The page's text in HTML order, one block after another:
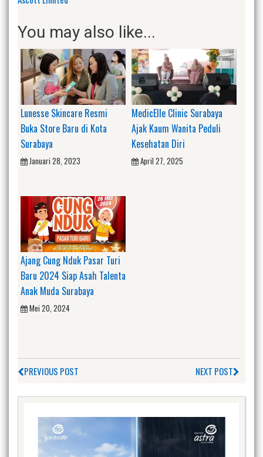
You may also like...
Lunesse Skincare Resmi
Buka Store Baru di Kota
Surabaya
Januari 28, 2023
MedicElle Clinic Surabaya
Ajak Kaum Wanita Peduli
Kesehatan Diri
April 27, 2025
Ajang Cung Nduk Pasar Turi
Baru 2024 Siap Asah Talenta
Anak Muda Surabaya
Mei 20, 2024
PREVIOUS POST NEXT POST